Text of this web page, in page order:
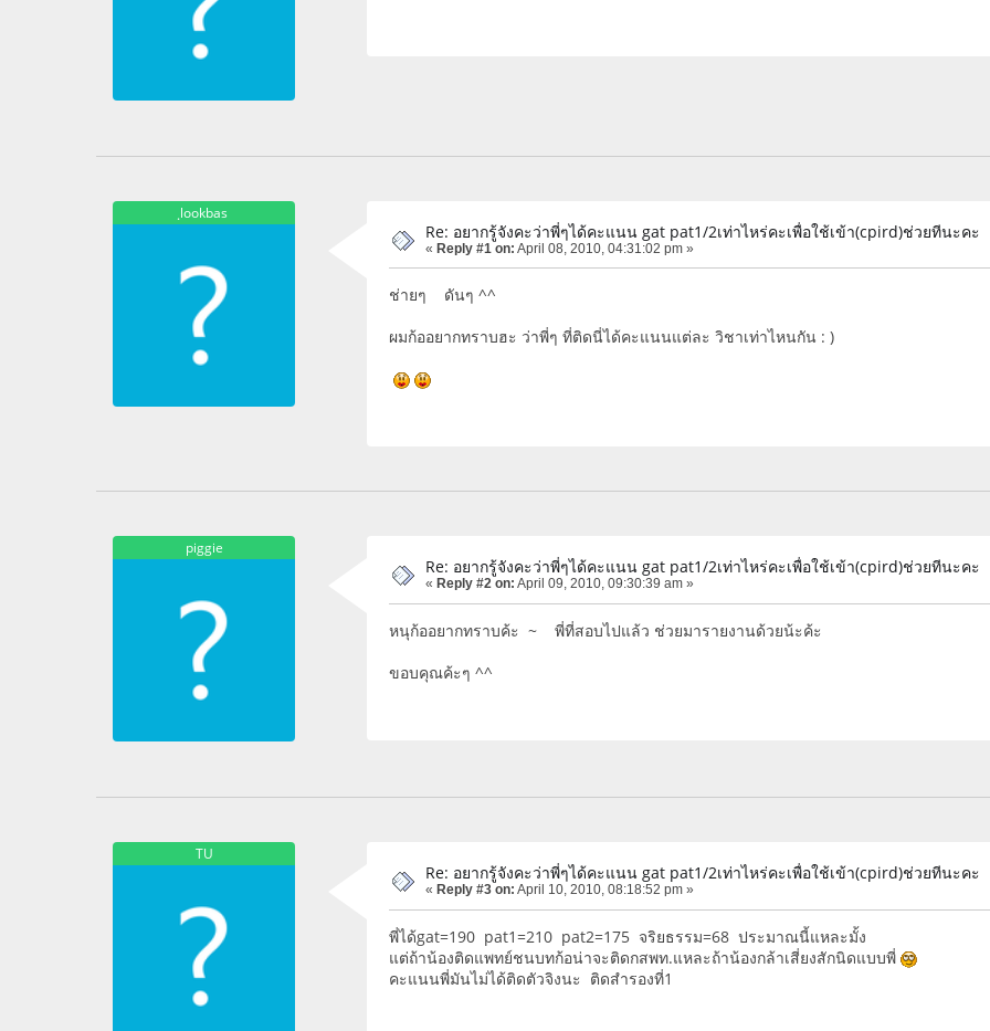
ฺlookbas
Re: อยากรู้จังคะว่าพี่ๆได้คะแนน gat pat1/2เท่าไหร่คะเพื่อใช้เข้า(cpird)ช่วยทีนะคะ
« Reply #1 on: April 08, 2010, 04:31:02 pm »
ช่ายๆ ดันๆ ^^
ผมก้ออยากทราบฮะ ว่าพี่ๆ ที่ติดนี่ได้คะแนนแต่ละ วิชาเท่าไหนกัน : )
piggie
Re: อยากรู้จังคะว่าพี่ๆได้คะแนน gat pat1/2เท่าไหร่คะเพื่อใช้เข้า(cpird)ช่วยทีนะคะ
« Reply #2 on: April 09, 2010, 09:30:39 am »
หนุก้ออยากทราบค้ะ ~ พี่ที่สอบไปแล้ว ช่วยมารายงานด้วยน้ะค้ะ
ขอบคุณค้ะๆ ^^
TU
Re: อยากรู้จังคะว่าพี่ๆได้คะแนน gat pat1/2เท่าไหร่คะเพื่อใช้เข้า(cpird)ช่วยทีนะคะ
« Reply #3 on: April 10, 2010, 08:18:52 pm »
พี่ได้gat=190 pat1=210 pat2=175 จริยธรรม=68 ประมาณนี้แหละมั้ง
แต่ถ้าน้องติดแพทย์ชนบทก้อน่าจะติดกสพท.แหละถ้าน้องกล้าเสี่ยงสักนิดแบบพี่
คะแนนพี่มันไม่ได้ติดตัวจิงนะ ติดสำรองที่1